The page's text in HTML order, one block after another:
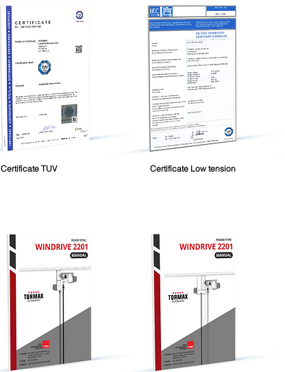
Certificate TUV Certificate Low tension